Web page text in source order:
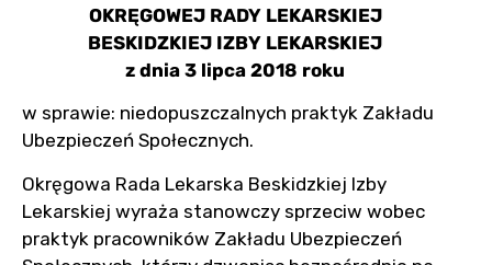
OKRĘGOWEJ RADY LEKARSKIEJ
BESKIDZKIEJ IZBY LEKARSKIEJ
z dnia 3 lipca 2018 roku
w sprawie: niedopuszczalnych praktyk Zakładu
Ubezpieczeń Społecznych.
Okręgowa Rada Lekarska Beskidzkiej Izby
Lekarskiej wyraża stanowczy sprzeciw wobec
praktyk pracowników Zakładu Ubezpieczeń